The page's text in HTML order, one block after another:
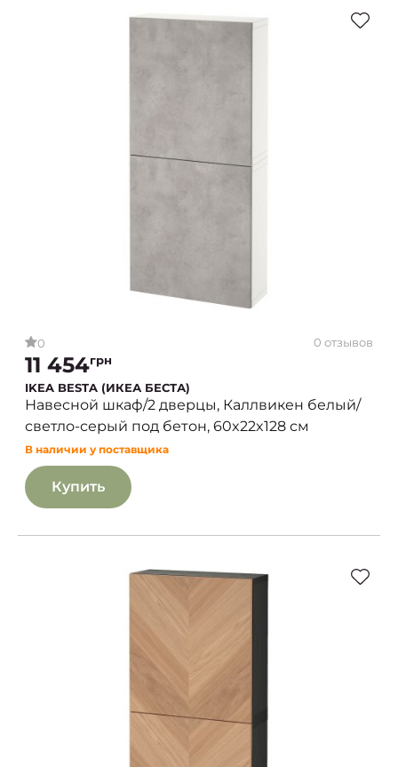
0 0 отзывов
11 454грн
IKEA BESTA (ИКЕА БЕСТА)
Навесной шкаф/2 дверцы, Каллвикен белый/
светло-серый под бетон, 60x22x128 см
В наличии у поставщика
Купить